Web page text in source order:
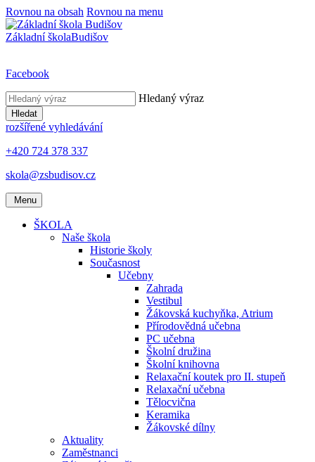
Rovnou na obsah Rovnou na menu
Základní školaBudišov
Facebook
Hledaný výraz
Hledat
rozšířené vyhledávání
+420 724 378 337
skola@zsbudisov.cz
Menu
ŠKOLA
Naše škola
Historie školy
Současnost
Učebny
Zahrada
Vestibul
Žákovská kuchyňka, Atrium
Přírodovědná učebna
PC učebna
Školní družina
Školní knihovna
Relaxační koutek pro II. stupeň
Relaxační učebna
Tělocvična
Keramika
Žákovské dílny
Aktuality
Zaměstnanci